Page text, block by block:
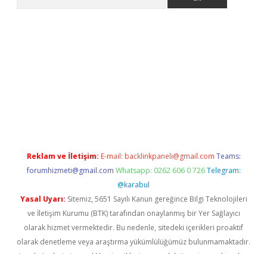
Reklam ve İletişim: E-mail: backlinkpaneli@gmail.com Teams:
forumhizmeti@gmail.com Whatsapp: 0262 606 0 726 Telegram:
@karabul
Yasal Uyarı: Sitemiz, 5651 Sayılı Kanun gereğince Bilgi Teknolojileri
ve İletişim Kurumu (BTK) tarafından onaylanmış bir Yer Sağlayıcı
olarak hizmet vermektedir. Bu nedenle, sitedeki içerikleri proaktif
olarak denetleme veya araştırma yükümlülüğümüz bulunmamaktadır.